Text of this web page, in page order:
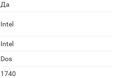
Да
Intel
Intel
Dos
1740